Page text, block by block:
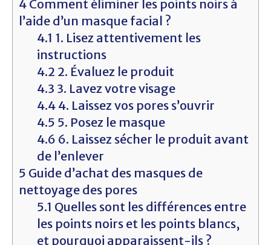
4 Comment éliminer les points noirs à
l’aide d’un masque facial ?
4.1 1. Lisez attentivement les
instructions
4.2 2. Évaluez le produit
4.3 3. Lavez votre visage
4.4 4. Laissez vos pores s’ouvrir
4.5 5. Posez le masque
4.6 6. Laissez sécher le produit avant
de l’enlever
5 Guide d’achat des masques de
nettoyage des pores
5.1 Quelles sont les différences entre
les points noirs et les points blancs,
et pourquoi apparaissent-ils ?